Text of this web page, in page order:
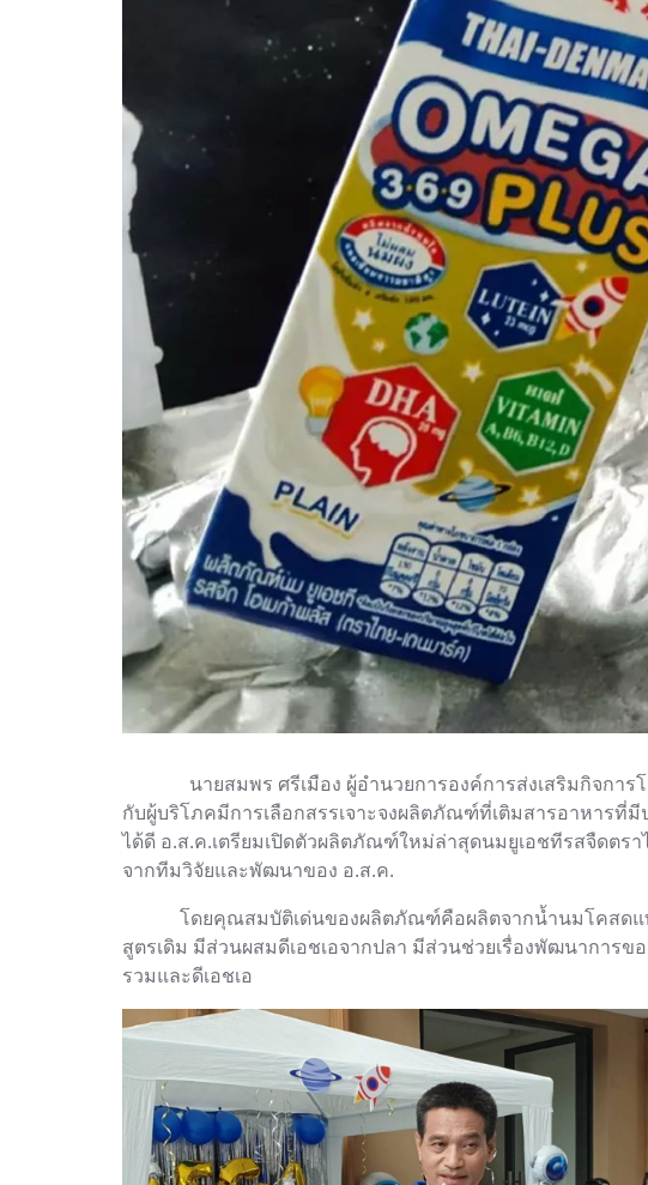
นายสมพร ศรีเมือง ผู้อำนวยการองค์การส่งเสริมกิจก
กับผู้บริโภคมีการเลือกสรรเจาะจงผลิตภัณฑ์ที่เติมสารอาหารที่
ได้ดี อ.ส.ค.เตรียมเปิดตัวผลิตภัณฑ์ใหม่ล่าสุดนมยูเอชทีรสจืดตร
จากทีมวิจัยและพัฒนาของ อ.ส.ค.
โดยคุณสมบัติเด่นของผลิตภัณฑ์คือผลิตจากน้ำนมโคสดแท้
สูตรเดิม มีส่วนผสมดีเอชเอจากปลา มีส่วนช่วยเรื่องพัฒนาการ
รวมและดีเอชเอ